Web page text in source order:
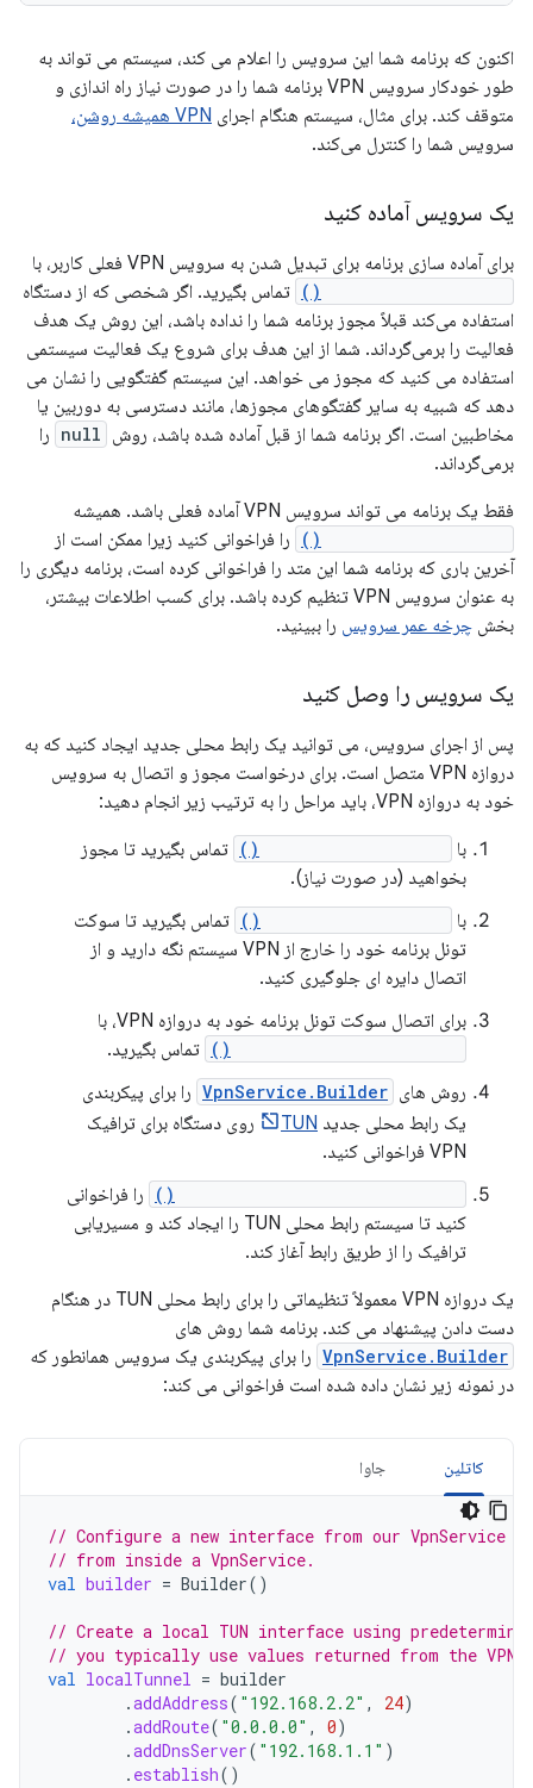
اکنون که برنامه شما این سرویس را اعلام می کند، سیستم می تواند به
طور خودکار سرویس VPN برنامه شما را در صورت نیاز راه اندازی و
متوقف کند. برای مثال، سیستم هنگام اجرای VPN همیشه روشن،
سرویس شما را کنترل می‌کند.
یک سرویس آماده کنید
برای آماده سازی برنامه برای تبدیل شدن به سرویس VPN فعلی کاربر، با
تماس بگیرید. اگر شخصی که از دستگاه
استفاده می‌کند قبلاً مجوز برنامه شما را نداده باشد، این روش یک هدف
فعالیت را برمی‌گرداند. شما از این هدف برای شروع یک فعالیت سیستمی
استفاده می کنید که مجوز می خواهد. این سیستم گفتگویی را نشان می
دهد که شبیه به سایر گفتگوهای مجوزها، مانند دسترسی به دوربین یا
مخاطبین است. اگر برنامه شما از قبل آماده شده باشد، روش null را
برمی‌گرداند.
فقط یک برنامه می تواند سرویس VPN آماده فعلی باشد. همیشه
را فراخوانی کنید زیرا ممکن است از
آخرین باری که برنامه شما این متد را فراخوانی کرده است، برنامه دیگری را
به عنوان سرویس VPN تنظیم کرده باشد. برای کسب اطلاعات بیشتر،
بخش چرخه عمر سرویس را ببینید.
یک سرویس را وصل کنید
پس از اجرای سرویس، می توانید یک رابط محلی جدید ایجاد کنید که به
دروازه VPN متصل است. برای درخواست مجوز و اتصال به سرویس
خود به دروازه VPN، باید مراحل را به ترتیب زیر انجام دهید:
با
تماس بگیرید تا مجوز
بخواهید (در صورت نیاز).
با
تماس بگیرید تا سوکت
تونل برنامه خود را خارج از VPN سیستم نگه دارید و از
اتصال دایره ای جلوگیری کنید.
برای اتصال سوکت تونل برنامه خود به دروازه VPN، با
تماس بگیرید.
روش های VpnService.Builder را برای پیکربندی
یک رابط محلی جدید TUN
روی دستگاه برای ترافیک
VPN فراخوانی کنید.
را فراخوانی
کنید تا سیستم رابط محلی TUN را ایجاد کند و مسیریابی
ترافیک را از طریق رابط آغاز کند.
یک دروازه VPN معمولاً تنظیماتی را برای رابط محلی TUN در هنگام
دست دادن پیشنهاد می کند. برنامه شما روش های
VpnService.Builder را برای پیکربندی یک سرویس همانطور که
در نمونه زیر نشان داده شده است فراخوانی می کند:
کاتلین جاوا
// Configure a new interface from our VpnService
// from inside a VpnService.
val builder = Builder()
// Create a local TUN interface using
// you typically use values returned from the VPN
val localTunnel = builder
.addAddress( "192.168.2.2" , 24)
.addRoute( "0.0.0.0" , 0)
.addDnsServer( "192.168.1.1" )
. establish()